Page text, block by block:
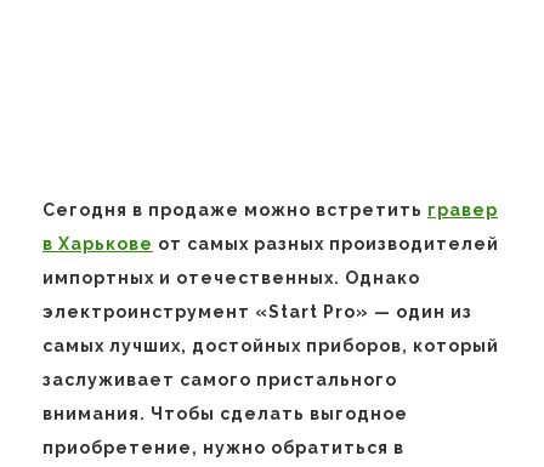
Сегодня в продаже можно встретить гравер
в Харькове от самых разных производителей
импортных и отечественных. Однако
электроинструмент «Start Pro» — один из
самых лучших, достойных приборов, который
заслуживает самого пристального
внимания. Чтобы сделать выгодное
приобретение, нужно обратиться в